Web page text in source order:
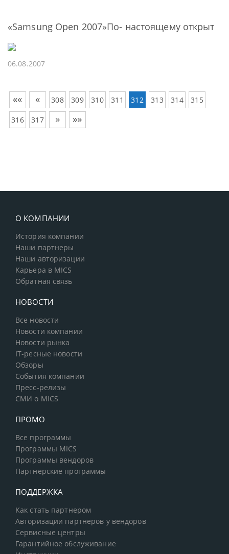
«Samsung Open 2007»По- настоящему открыт
06.08.2007
«« « 308 309 310 311 312 313 314 315
316 317 » »»
О КОМПАНИИ
История компании
Наши партнеры
Наши авторизации
Карьера в MICS
Обратная связь
НОВОСТИ
Все новости
Новости компании
Новости рынка
IT-ресные новости
Обзоры
События компании
Пресс-релизы
СМИ о MICS
ПРОМО
Все программы
Программы MICS
Программы вендоров
Партнерские программы
ПОДДЕРЖКА
Как стать партнером
Авторизации партнеров у вендоров
Сервисные центры
Гарантийное обслуживание